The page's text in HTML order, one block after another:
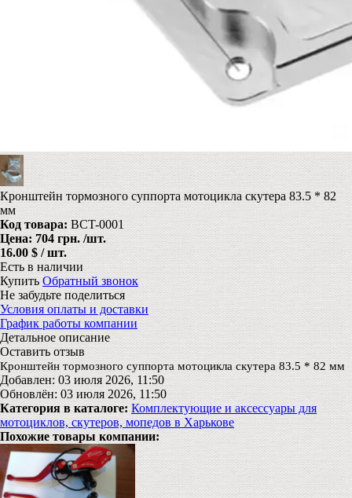
Кронштейн тормозного суппорта мотоцикла скутера 83.5 * 82
мм
Код товара: BCT-0001
Цена:704 грн. /шт.
16.00 $ / шт.
Есть в наличии
Купить Обратный звонок
Не забудьте поделиться
Условия оплаты и доставки
График работы компании
Детальное описание
Оставить отзыв
Кронштейн тормозного суппорта мотоцикла скутера 83.5 * 82 мм
Добавлен: 03 июля 2026, 11:50
Обновлён: 03 июля 2026, 11:50
Категория в каталоге: Комплектующие и аксессуары для
мотоциклов, скутеров, мопедов в Харькове
Похожие товары компании: